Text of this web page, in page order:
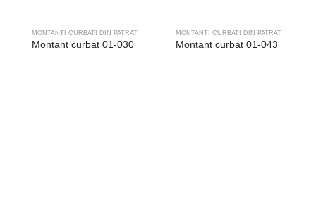
MONTANTI CURBATI DIN PATRAT
Montant curbat 01-030
MONTANTI CURBATI DIN PATRAT
Montant curbat 01-043